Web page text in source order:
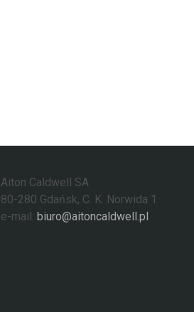
Aiton Caldwell SA
80-280 Gdańsk, C. K. Norwida 1
e-mail: biuro@aitoncaldwell.pl